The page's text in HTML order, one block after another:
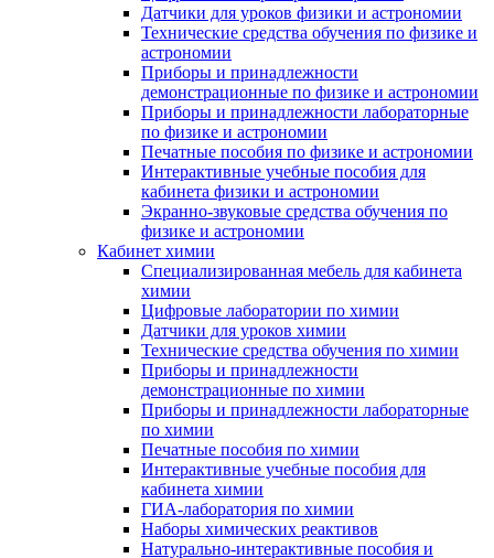
Датчики для уроков физики и астрономии
Технические средства обучения по физике и
астрономии
Приборы и принадлежности
демонстрационные по физике и астрономии
Приборы и принадлежности лабораторные
по физике и астрономии
Печатные пособия по физике и астрономии
Интерактивные учебные пособия для
кабинета физики и астрономии
Экранно-звуковые средства обучения по
физике и астрономии
Кабинет химии
Специализированная мебель для кабинета
химии
Цифровые лаборатории по химии
Датчики для уроков химии
Технические средства обучения по химии
Приборы и принадлежности
демонстрационные по химии
Приборы и принадлежности лабораторные
по химии
Печатные пособия по химии
Интерактивные учебные пособия для
кабинета химии
ГИА-лаборатория по химии
Наборы химических реактивов
Натурально-интерактивные пособия и